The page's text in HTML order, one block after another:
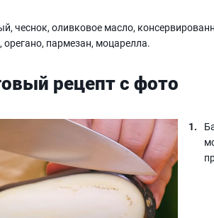
чеснок, оливковое масло,
пармезан, моцарелла.
рецепт с фото